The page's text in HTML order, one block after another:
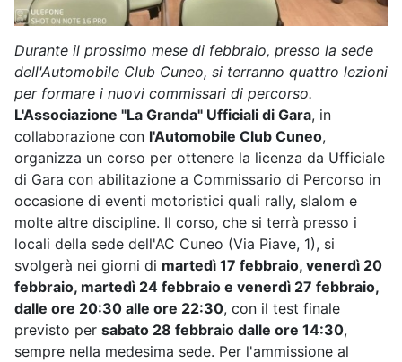
Durante il prossimo mese di febbraio, presso la sede
dell'Automobile Club Cuneo, si terranno quattro lezioni
per formare i nuovi commissari di percorso.
L'Associazione "La Granda" Ufficiali di Gara, in
collaborazione con l'Automobile Club Cuneo,
organizza un corso per ottenere la licenza da Ufficiale
di Gara con abilitazione a Commissario di Percorso in
occasione di eventi motoristici quali rally, slalom e
molte altre discipline. Il corso, che si terrà presso i
locali della sede dell'AC Cuneo (Via Piave, 1), si
svolgerà nei giorni di martedì 17 febbraio, venerdì 20
febbraio, martedì 24 febbraio e venerdì 27 febbraio,
dalle ore 20:30 alle ore 22:30, con il test finale
previsto per sabato 28 febbraio dalle ore 14:30,
sempre nella medesima sede. Per l'ammissione al